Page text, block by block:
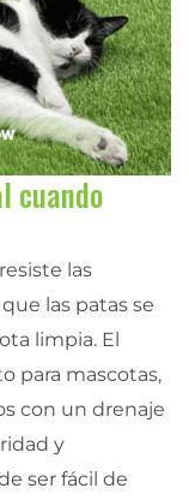
cuando
las
las patas se
limpia. El
para mascotas,
con un drenaje
y
ser fácil de